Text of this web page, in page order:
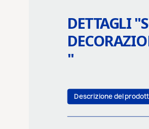
DETTAGLI "
"
Descrizione del